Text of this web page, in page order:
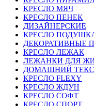
КРЕСЛО МЯЧ
КРЕСЛО ПЕНЕК
ДИЗАЙНЕРСКИЕ
КРЕСЛО
ДЕКОРАТИВНЫЕ
КРЕСЛО ЛЕЖАК
ЛЕЖАНКИ ДЛЯ
ДОМАШНИЙ
КРЕСЛО FLEXY
КРЕСЛО ЖДУН
КРЕСЛО СОФТ
КРЕСЛО СПОРТ